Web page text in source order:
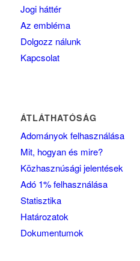
Jogi háttér
Az embléma
Dolgozz nálunk
Kapcsolat
ÁTLÁTHATÓSÁG
Adományok felhasználása
Mit, hogyan és mire?
Közhasznúsági jelentések
Adó 1% felhasználása
Statisztika
Határozatok
Dokumentumok